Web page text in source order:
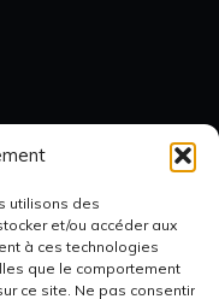
utilisons des
et/ou accéder aux
à ces technologies
que le comportement
ce site. Ne pas consentir